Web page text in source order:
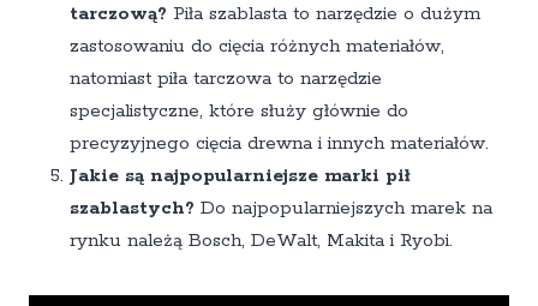
tarczową? Piła szablasta to narzędzie o dużym
zastosowaniu do cięcia różnych materiałów,
natomiast piła tarczowa to narzędzie
specjalistyczne, które służy głównie do
precyzyjnego cięcia drewna i innych materiałów.
Jakie są najpopularniejsze marki pił
szablastych? Do najpopularniejszych marek na
rynku należą Bosch, DeWalt, Makita i Ryobi.